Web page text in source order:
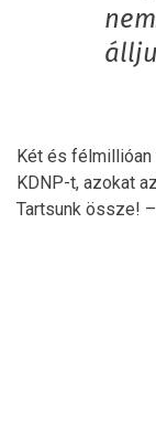
Két és
KDNP-t, azokat
Tartsunk össze!